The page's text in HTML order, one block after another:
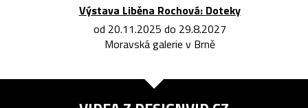
Výstava Liběna Rochová: Doteky
od 20.11.2025 do 29.8.2027
Moravská galerie v Brně